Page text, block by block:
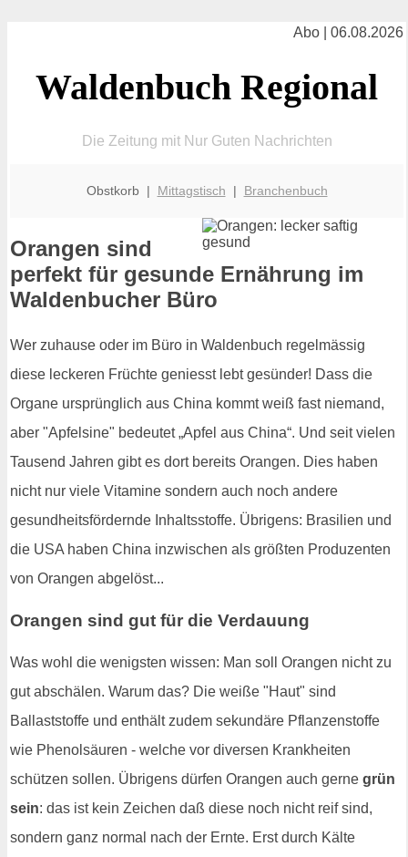
Abo | 06.08.2026
Waldenbuch Regional
Die Zeitung mit Nur Guten Nachrichten
Obstkorb | Mittagstisch | Branchenbuch
Orangen sind
perfekt für gesunde Ernährung im
Waldenbucher Büro
Wer zuhause oder im Büro in Waldenbuch regelmässig
diese leckeren Früchte geniesst lebt gesünder! Dass die
Organe ursprünglich aus China kommt weiß fast niemand,
aber "Apfelsine" bedeutet „Apfel aus China“. Und seit vielen
Tausend Jahren gibt es dort bereits Orangen. Dies haben
nicht nur viele Vitamine sondern auch noch andere
gesundheitsfördernde Inhaltsstoffe. Übrigens: Brasilien und
die USA haben China inzwischen als größten Produzenten
von Orangen abgelöst...
Orangen sind gut für die Verdauung
Was wohl die wenigsten wissen: Man soll Orangen nicht zu
gut abschälen. Warum das? Die weiße "Haut" sind
Ballaststoffe und enthält zudem sekundäre Pflanzenstoffe
wie Phenolsäuren - welche vor diversen Krankheiten
schützen sollen. Übrigens dürfen Orangen auch gerne grün
sein: das ist kein Zeichen daß diese noch nicht reif sind,
sondern ganz normal nach der Ernte. Erst durch Kälte